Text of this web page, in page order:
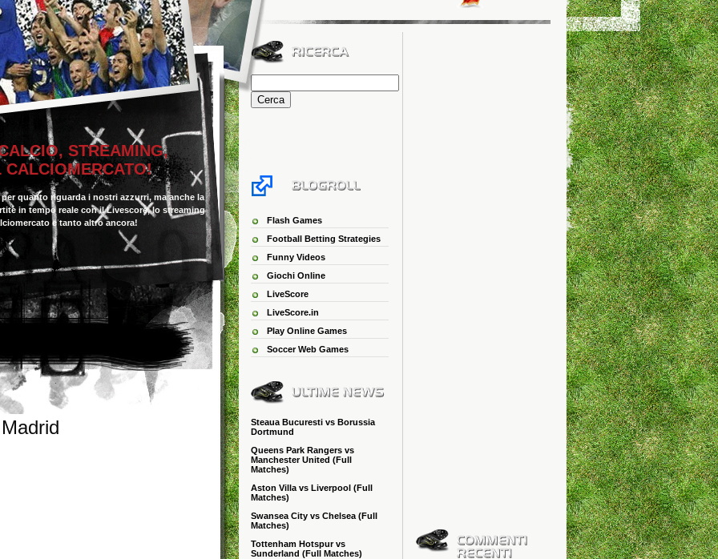
STREAMING,
quanto riguarda i nostri azzurri, ma anche la
in tempo reale con il Livescore, lo streaming
e tanto altro ancora!
Ricerca
per:
Flash Games
Football Betting Strategies
Funny Videos
Giochi Online
LiveScore
LiveScore.in
Play Online Games
Soccer Web Games
Steaua Bucuresti vs Borussia
Dortmund
Queens Park Rangers vs
Manchester United (Full
Matches)
Aston Villa vs Liverpool (Full
Matches)
Swansea City vs Chelsea (Full
Matches)
Tottenham Hotspur vs
Sunderland (Full Matches)